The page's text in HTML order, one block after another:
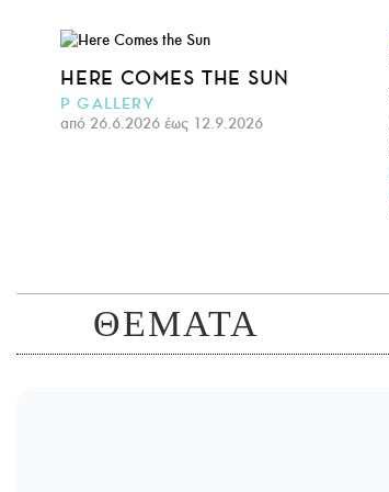
HERE COMES THE SUN
P GALLERY
από 26.6.2026 έως 12.9.2026
ΘΕΜΑΤΑ